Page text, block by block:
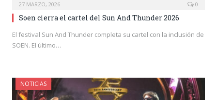
27 MARZO, 2026 0
Soen cierra el cartel del Sun And Thunder 2026
El festival Sun And Thunder completa su cartel con la inclusión de
SOEN. El último…
NOTICIAS